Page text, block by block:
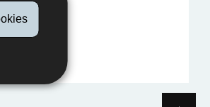
this site